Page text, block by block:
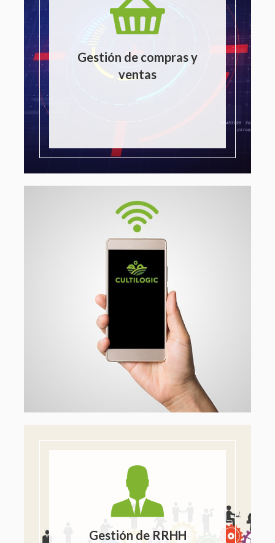
Gestión de compras y
ventas
Gestión de RRHH